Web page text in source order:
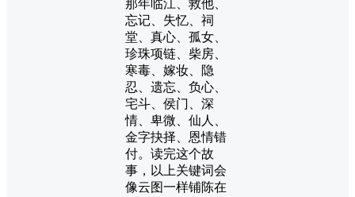
那年临江、救他、
忘记、失忆、祠
堂、真心、孤女、
珍珠项链、柴房、
寒毒、嫁妆、隐
忍、遗忘、负心、
宅斗、侯门、深
情、卑微、仙人、
金字抉择、恩情错
付。读完这个故
事，以上关键词会
像云图一样铺陈在